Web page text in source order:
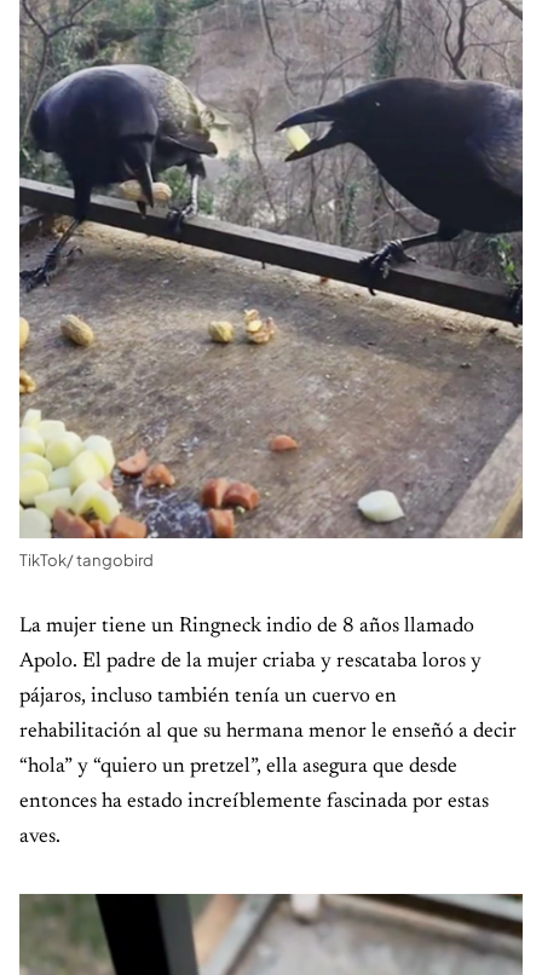
TikTok/ tangobird
La mujer tiene un Ringneck indio de 8 años llamado
Apolo. El padre de la mujer criaba y rescataba loros y
pájaros, incluso también tenía un cuervo en
rehabilitación al que su hermana menor le enseñó a decir
“hola” y “quiero un pretzel”, ella asegura que desde
entonces ha estado increíblemente fascinada por estas
aves.